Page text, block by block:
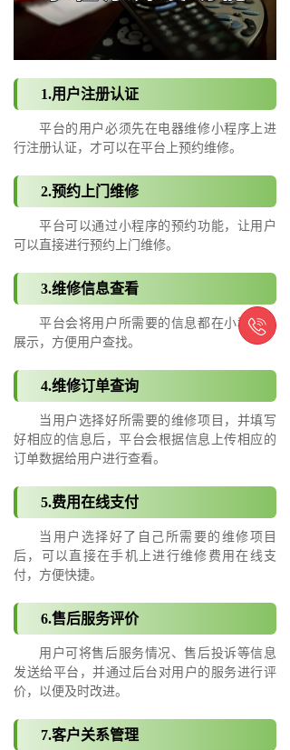
1.用户注册认证
平台的用户必须先在电器维修小程序上进
行注册认证，才可以在平台上预约维修。
2.预约上门维修
平台可以通过小程序的预约功能，让用户
可以直接进行预约上门维修。
3.维修信息查看
平台会将用户所需要的信息都在小程序上
展示，方便用户查找。
4.维修订单查询
当用户选择好所需要的维修项目，并填写
好相应的信息后，平台会根据信息上传相应的
订单数据给用户进行查看。
5.费用在线支付
当用户选择好了自己所需要的维修项目
后，可以直接在手机上进行维修费用在线支
付，方便快捷。
6.售后服务评价
用户可将售后服务情况、售后投诉等信息
发送给平台，并通过后台对用户的服务进行评
价，以便及时改进。
7.客户关系管理
